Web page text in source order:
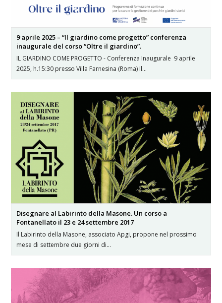
9 aprile 2025 – “Il giardino come progetto” conferenza
inaugurale del corso “Oltre il giardino”.
IL GIARDINO COME PROGETTO - Conferenza Inaugurale 9 aprile
2025, h.15:30 presso Villa Farnesina (Roma) Il…
Disegnare al Labirinto della Masone. Un corso a
Fontanellato il 23 e 24 settembre 2017
Il Labirinto della Masone, associato Apgi, propone nel prossimo
mese di settembre due giorni di…